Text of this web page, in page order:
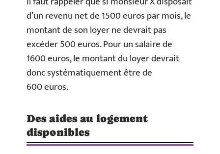
d’un revenu net de 1500 euros par mois, le
montant de son loyer ne devrait pas
excéder 500 euros. Pour un salaire de
1600 euros, le montant du loyer devrait
donc systématiquement être de
600 euros.
Des aides au logement
disponibles